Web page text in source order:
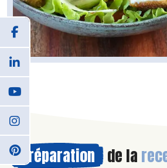
Préparation de la